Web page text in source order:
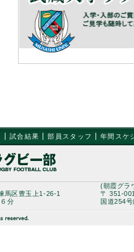
試合結果 部員スタッフ 年間スケ
馬区豊玉上1-26-1
分
(朝霞グラ
〒 351-
国道254